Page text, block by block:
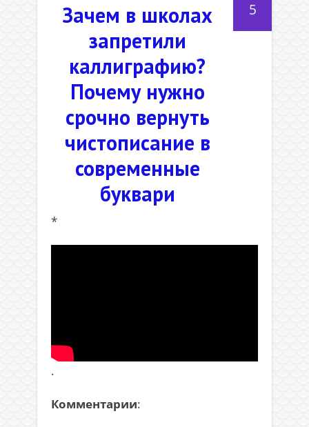
5
Зачем в школах
запретили
каллиграфию?
Почему нужно
срочно вернуть
чистописание в
современные
буквари
*
.
Комментарии: